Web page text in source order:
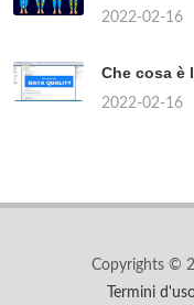
2022-02-16
Che cosa è
2022-02-16
Copyrights ©
Termini